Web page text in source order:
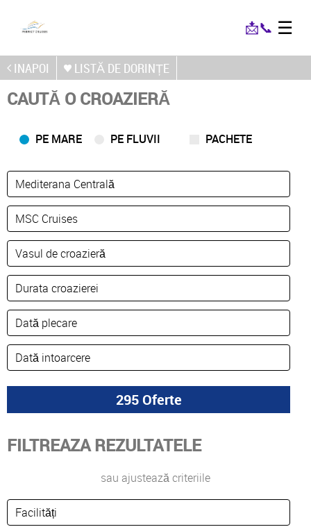
📩📞 ☰
INAPOI LISTĂ DE DORINȚE
CAUTĂ O CROAZIERĂ
PE MARE PE FLUVII PACHETE
FILTREAZA REZULTATELE
sau ajustează criteriile